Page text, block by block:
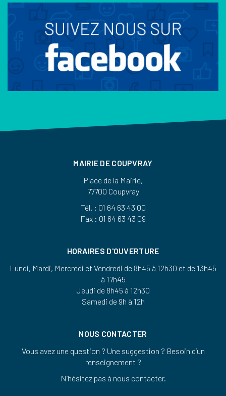
MAIRIE DE COUPVRAY
Place de la Mairie,
77700 Coupvray
Tél. : 01 64 63 43 00
Fax : 01 64 63 43 09
HORAIRES D'OUVERTURE
Lundi, Mardi, Mercredi et Vendredi de 8h45 à 12h30 et de 13h45
à 17h45
Jeudi de 8h45 à 12h30
Samedi de 9h à 12h
NOUS CONTACTER
Vous avez une question ? Une suggestion ? Besoin d’un
renseignement ?
N’hésitez pas à nous contacter.